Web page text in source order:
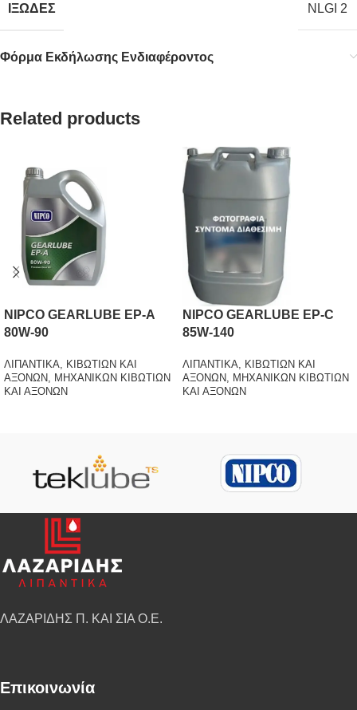
ΙΞΩΔΕΣ NLGI 2
Φόρμα Εκδήλωσης Ενδιαφέροντος
Related products
NIPCO GEARLUBE EP-A
80W-90
ΛΙΠΑΝΤΙΚΑ
ΚΙΒΩΤΙΩΝ ΚΑΙ
ΑΞΟΝΩΝ
ΜΗΧΑΝΙΚΩΝ ΚΙΒΩΤΙΩΝ
ΚΑΙ ΑΞΟΝΩΝ
NIPCO GEARLUBE EP-C
85W-140
ΛΙΠΑΝΤΙΚΑ
ΚΙΒΩΤΙΩΝ ΚΑΙ
ΑΞΟΝΩΝ
ΜΗΧΑΝΙΚΩΝ ΚΙΒΩΤΙΩΝ
ΚΑΙ ΑΞΟΝΩΝ
ΛΑΖΑΡΙΔΗΣ Π. ΚΑΙ ΣΙΑ Ο.Ε.
Επικοινωνία